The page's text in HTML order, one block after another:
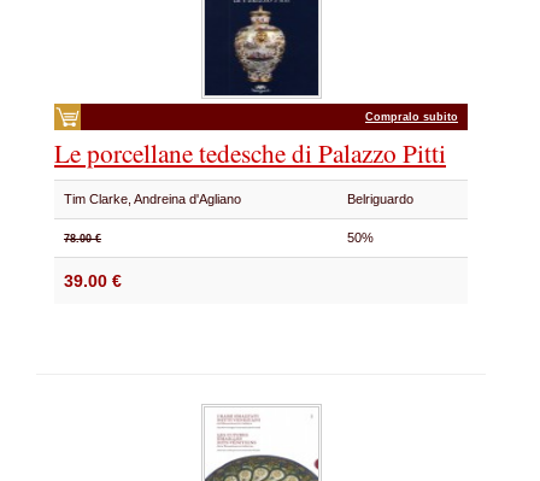
Compralo subito
Le porcellane tedesche di Palazzo Pitti
Tim Clarke, Andreina d'Agliano Belriguardo
78.00 € 50%
39.00 €